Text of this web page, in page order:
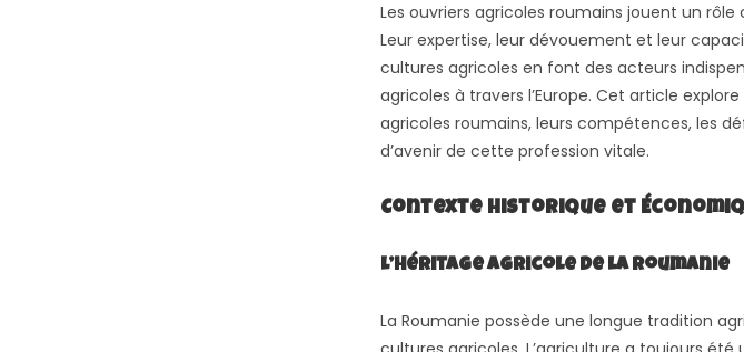
Les ouvriers agricoles roumains jouent un
Leur expertise, leur dévouement et leur
cultures agricoles en font des acteurs
agricoles à travers l’Europe. Cet article
agricoles roumains, leurs compétences, les
d’avenir de cette profession vitale.
Contexte Historique et
L’Héritage Agricole de la Roumanie
La Roumanie possède une longue tradition